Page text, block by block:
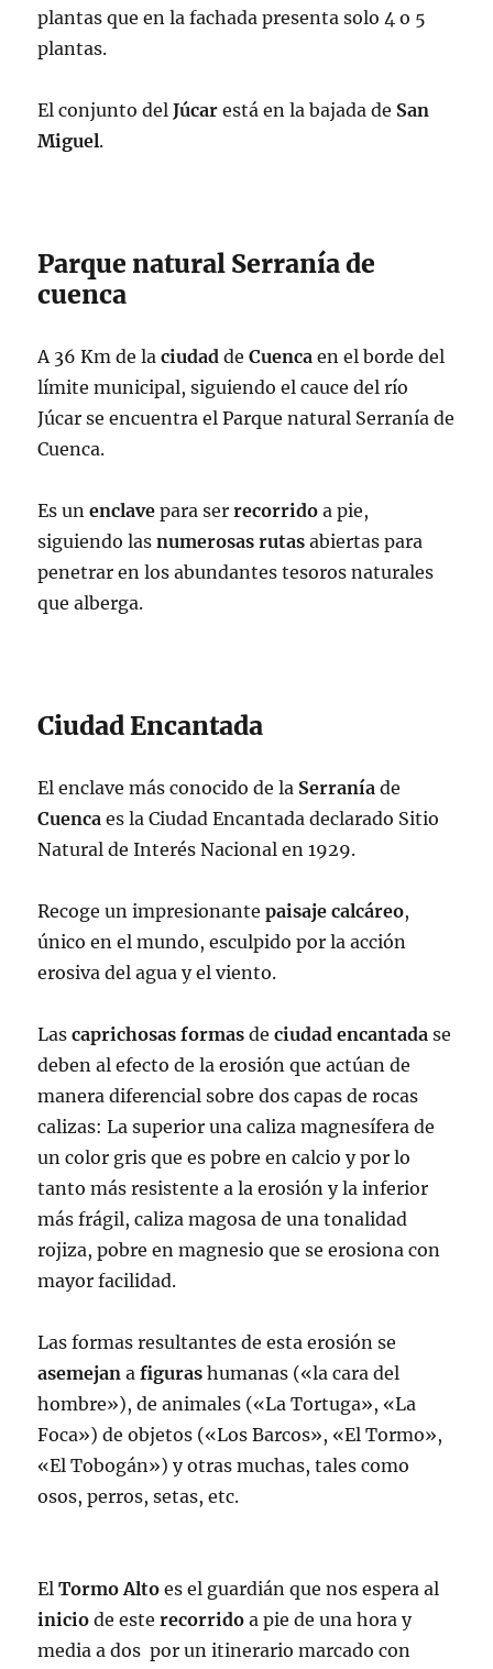
plantas que en la fachada presenta solo 4 o 5
plantas.
El conjunto delJúcar está en la bajada de San
Miguel.
Parque natural Serranía de
cuenca
A 36 Km de laciudad deCuenca en el borde del
límite municipal, siguiendo el cauce del río
Júcar se encuentra el Parque natural Serranía de
Cuenca.
Es unenclave para serrecorrido a pie,
siguiendo lasnumerosas rutas abiertas para
penetrar en los abundantes tesoros naturales
que alberga.
Ciudad Encantada
El enclave más conocido de la Serranía de
Cuenca es la Ciudad Encantada declarado Sitio
Natural de Interés Nacional en 1929.
Recoge un impresionantepaisaje calcáreo,
único en el mundo, esculpido por la acción
erosiva del agua y el viento.
Lascaprichosas formas deciudad encantada se
deben al efecto de la erosión que actúan de
manera diferencial sobre dos capas de rocas
calizas: La superior una caliza magnesífera de
un color gris que es pobre en calcio y por lo
tanto más resistente a la erosión y la inferior
más frágil, caliza magosa de una tonalidad
rojiza, pobre en magnesio que se erosiona con
mayor facilidad.
Las formas resultantes de esta erosión se
asemejan afiguras humanas («la cara del
hombre»), de animales («La Tortuga», «La
Foca») de objetos («Los Barcos», «El Tormo»,
«El Tobogán») y otras muchas, tales como
osos, perros, setas, etc.
ElTormo Alto es el guardián que nos espera al
inicio de esterecorrido a pie de una hora y
media a dos por un itinerario marcado con